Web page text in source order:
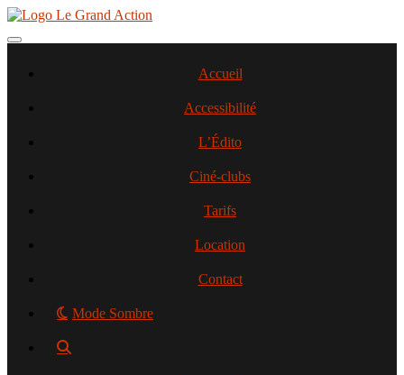
Aller
contenu
Toggle navigation
Accueil
Accessibilité
L’Édito
Ciné-clubs
Tarifs
Location
Contact
Mode Sombre